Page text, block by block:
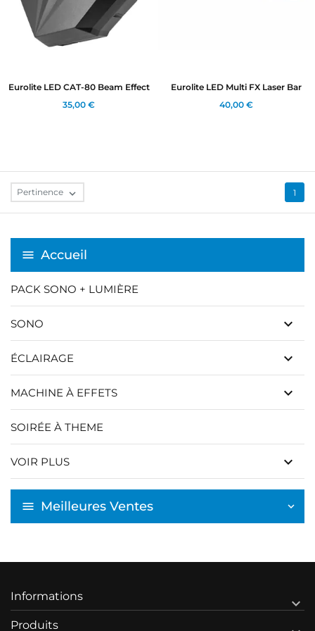
Accueil
PACK SONO + LUMIÈRE
SONO keyboard_arrow_down
ÉCLAIRAGE keyboard_arrow_down
MACHINE À EFFETS keyboard_arrow_down
SOIRÉE À THEME
VOIR PLUS keyboard_arrow_down
Meilleures Ventes
Eurolite LED CAT-80 Beam Effect
35,00 €
Eurolite LED Multi FX Laser Bar
40,00 €
Pertinence  1
Informations 
Produits
Annuler
Annuler